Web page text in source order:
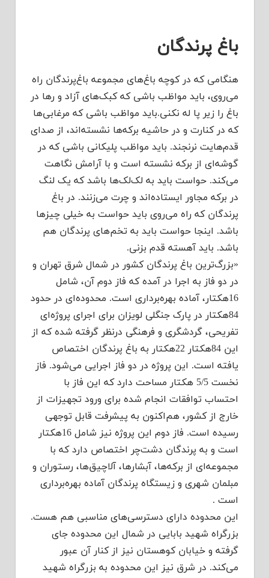
باغ پر‌‌ندگان
هنگامی که در کوچه باغ‌های مجموعه باغ‌پرندگان راه
می‌روی، باید مواظب باشی که کبک‌های آزاد و رها در
باغ را زیر پا له نکنی.باید مواظب باشی که مرغابی‌ها
که در کنارت و در حاشیه برکه‌ها نشسته‌اند، از صدای
قدم‌هایت نرنجند. باید مواظب پلیکانی باشی که در
گوشه‌ای از برکه نشسته است و با آرامش نگاهت
می‌کند. حواست باید به لک‌لک‌ها باشد که یک لنگ
در برکه مجاور ایستاده‌اند و چرت می‌زنند. در باغ
پرندگان که راه می‌روی باید حواست به خیلی چیزها
باشد. اینجا حواست باید به تخم‌های پرندگان هم
باشد. باید آهسته قدم بزنی.
«بزرگ‌ترین باغ پرندگان کشور در شمال شرق تهران و
در دو فاز به اجرا در آمده که فاز دوم آن، شامل
16هکتار، آماده بهره‌برداری است. محدوده‌ای در حدود
84هکتار در پارک جنگلی لویزان برای اجرای پروژه‌ای
تفریحی، گردشگری و فرهنگی درنظر گرفته شده که از
این 84‌هکتار 22هکتار به باغ پرندگان اختصاص
یافته است. این پروژه در دو فاز اجرایی می‌شود. فاز
نخست 5/5 هکتار مساحت دارد که این فاز با
احتساب توافقات انجام شده برای ورود تجهیزات از
خارج از کشور، هم‌اکنون به پیشرفت قابل توجهی
رسیده است. فاز دوم این پروژه نیز شامل 16هکتار
است و به پرندگان دشت‌چر اختصاص دارد که با
مجموعه‌ای از برکه‌ها، آبشارها، آلاچیق‌ها، رستوران و
مبلمان شهری و زیستگاه پرندگان آماده بهره‌برداری
است .
این محدوده دارای دسترسی‌های مناسبی هم هست.
بزرگراه شهید بابایی در شمال این محدوده جای
گرفته و خیابان کوهستان نیز از کنار آن عبور
می‌کند. در شرق نیز این محدوده به بزرگراه شهید